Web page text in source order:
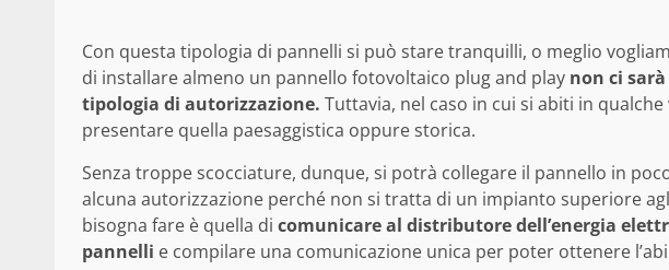
Con questa tipologia di pannelli si può stare tranquilli, o meglio
di installare almeno un pannello fotovoltaico plug and play non ci
tipologia di autorizzazione. Tuttavia, nel caso in cui si abiti in
presentare quella paesaggistica oppure storica.
Senza troppe scocciature, dunque, si potrà collegare il pannello in
alcuna autorizzazione perché non si tratta di un impianto superiore
bisogna fare è quella di comunicare al distributore dell’energia
pannelli e compilare una comunicazione unica per poter ottenere